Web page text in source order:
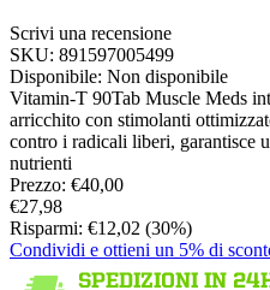
Scrivi una recensione
SKU: 891597005499
Disponibile: Non disponibile
Vitamin-T 90Tab Muscle Meds
arricchito con stimolanti
contro i radicali liberi, garantisce
nutrienti
Prezzo: €40,00
€27,98
Risparmi: €12,02 (30%)
Condividi e ottieni un 5% di